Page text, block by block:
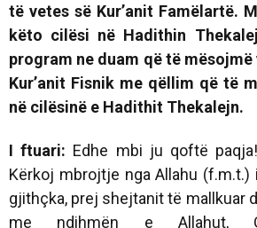
të vetes së Kur’anit Famëlartë.
këto cilësi në Hadithin
program ne duam që të
Kur’anit Fisnik me qëllim që të
në cilësinë e Hadithit Thekalejn.
I ftuari: Edhe mbi ju qoftë
Kërkoj mbrojtje nga Allahu (f.m.t.)
gjithçka, prej shejtanit të mallkuar
me ndihmën e Allahut,